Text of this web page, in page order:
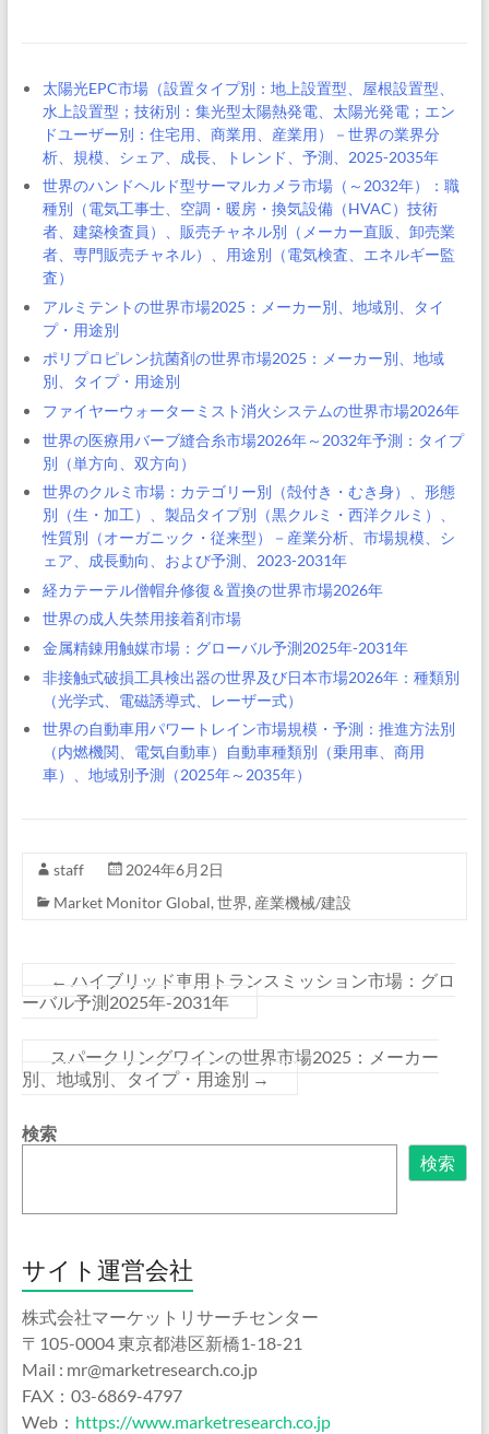
太陽光EPC市場（設置タイプ別：地上設置型、屋根設置型、
水上設置型；技術別：集光型太陽熱発電、太陽光発電；エン
ドユーザー別：住宅用、商業用、産業用）－世界の業界分
析、規模、シェア、成長、トレンド、予測、2025-2035年
世界のハンドヘルド型サーマルカメラ市場（～2032年）：職
種別（電気工事士、空調・暖房・換気設備（HVAC）技術
者、建築検査員）、販売チャネル別（メーカー直販、卸売業
者、専門販売チャネル）、用途別（電気検査、エネルギー監
査）
アルミテントの世界市場2025：メーカー別、地域別、タイ
プ・用途別
ポリプロピレン抗菌剤の世界市場2025：メーカー別、地域
別、タイプ・用途別
ファイヤーウォーターミスト消火システムの世界市場2026年
世界の医療用バーブ縫合糸市場2026年～2032年予測：タイプ
別（単方向、双方向）
世界のクルミ市場：カテゴリー別（殻付き・むき身）、形態
別（生・加工）、製品タイプ別（黒クルミ・西洋クルミ）、
性質別（オーガニック・従来型）－産業分析、市場規模、シ
ェア、成長動向、および予測、2023-2031年
経カテーテル僧帽弁修復＆置換の世界市場2026年
世界の成人失禁用接着剤市場
金属精錬用触媒市場：グローバル予測2025年-2031年
非接触式破損工具検出器の世界及び日本市場2026年：種類別
（光学式、電磁誘導式、レーザー式）
世界の自動車用パワートレイン市場規模・予測：推進方法別
（内燃機関、電気自動車）自動車種類別（乗用車、商用
車）、地域別予測（2025年～2035年）
staff
2024年6月2日
Market Monitor Global, 世界, 産業機械/建設
← ハイブリッド車用トランスミッション市場：グロ
ーバル予測2025年-2031年
スパークリングワインの世界市場2025：メーカー
別、地域別、タイプ・用途別 →
検索
検索
サイト運営会社
株式会社マーケットリサーチセンター
〒105-0004 東京都港区新橋1-18-21
Mail : mr@marketresearch.co.jp
FAX：03-6869-4797
Web： https://www.marketresearch.co.jp